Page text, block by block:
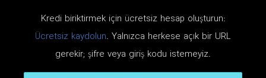
Kredi biriktirmek için ücretsiz hesap oluşturun:
Ücretsiz kaydolun. Yalnızca herkese açık bir URL
gerekir; şifre veya giriş kodu istemeyiz.